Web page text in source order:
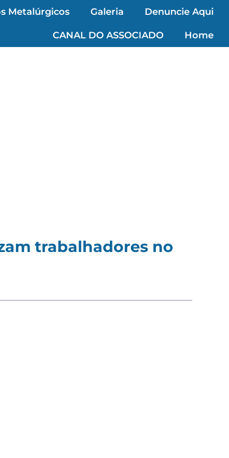
Metalúrgicos Galeria Denuncie Aqui
CANAL DO ASSOCIADO Home
trabalhadores no